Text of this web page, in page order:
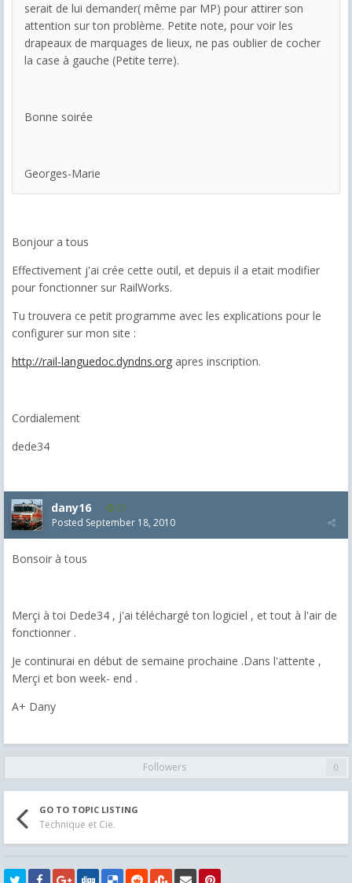
serait de lui demander( même par MP) pour attirer son
attention sur ton problème. Petite note, pour voir les
drapeaux de marquages de lieux, ne pas oublier de cocher
la case à gauche (Petite terre).
Bonne soirée
Georges-Marie
Bonjour a tous
Effectivement j'ai crée cette outil, et depuis il a etait modifier
pour fonctionner sur RailWorks.
Tu trouvera ce petit programme avec les explications pour le
configurer sur mon site :
http://rail-languedoc.dyndns.org apres inscription.
Cordialement
dede34
dany16 27
Posted September 18, 2010
Bonsoir à tous
Merçi à toi Dede34 , j'ai téléchargé ton logiciel , et tout à l'air de
fonctionner .
Je continurai en début de semaine prochaine .Dans l'attente ,
Merçi et bon week- end .
A+ Dany
Followers 0
GO TO TOPIC LISTING
Technique et Cie.